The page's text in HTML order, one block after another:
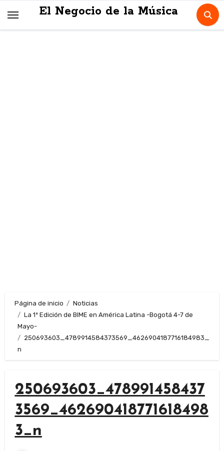
El Negocio de la Música
Página de inicio
Noticias
La 1ª Edición de BIME en América Latina -Bogotá 4-7 de
Mayo-
250693603_4789914584373569_4626904187716184983_
n
250693603_478991458437
3569_462690418771618498
3_n